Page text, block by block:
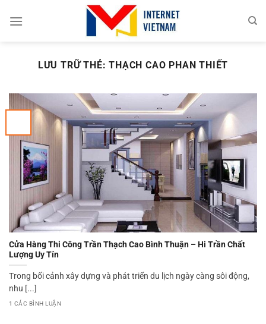
đến
LƯU TRỮ THẺ:THẠCH CAO PHAN THIẾT
Cửa Hàng Thi Công Trần Thạch Cao Bình Thuận – Hi Trần Chất
Lượng Uy Tín
Trong bối cảnh xây dựng và phát triển du lịch ngày càng sôi động,
nhu [...]
1 CÁC BÌNH LUẬN